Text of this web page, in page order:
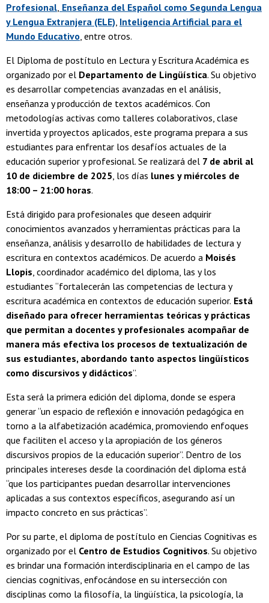
Profesional Enseñanza del Español como Segunda Lengua
y Lengua Extranjera (ELE) Inteligencia Artificial para el
Mundo Educativo , entre otros.
El Diploma de postítulo en Lectura y Escritura Académica es
organizado por el Departamento de Lingüística. Su objetivo
es desarrollar competencias avanzadas en el análisis,
enseñanza y producción de textos académicos. Con
metodologías activas como talleres colaborativos, clase
invertida y proyectos aplicados, este programa prepara a sus
estudiantes para enfrentar los desafíos actuales de la
educación superior y profesional. Se realizará del 7 de abril al
10 de diciembre de 2025 , los días lunes y miércoles de
18:00 – 21:00 horas.
Está dirigido para profesionales que deseen adquirir
conocimientos avanzados y herramientas prácticas para la
enseñanza, análisis y desarrollo de habilidades de lectura y
escritura en contextos académicos. De acuerdo a Moisés
Llopis , coordinador académico del diploma, las y los
estudiantes “fortalecerán las competencias de lectura y
escritura académica en contextos de educación superior. Está
diseñado para ofrecer herramientas teóricas y prácticas
que permitan a docentes y profesionales acompañar de
manera más efectiva los procesos de textualización de
sus estudiantes, abordando tanto aspectos lingüísticos
como discursivos y didácticos”.
Esta será la primera edición del diploma, donde se espera
generar “un espacio de reflexión e innovación pedagógica en
torno a la alfabetización académica, promoviendo enfoques
que faciliten el acceso y la apropiación de los géneros
discursivos propios de la educación superior”. Dentro de los
principales intereses desde la coordinación del diploma está
“que los participantes puedan desarrollar intervenciones
aplicadas a sus contextos específicos, asegurando así un
impacto concreto en sus prácticas”.
Por su parte, el diploma de postítulo en Ciencias Cognitivas es
organizado por el Centro de Estudios Cognitivos. Su objetivo
es brindar una formación interdisciplinaria en el campo de las
ciencias cognitivas, enfocándose en su intersección con
disciplinas como la filosofía, la lingüística, la psicología, la